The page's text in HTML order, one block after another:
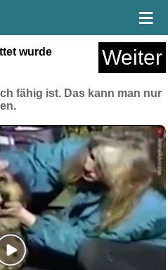
≡
wurde Weiter
fähig ist. Das kann man nur